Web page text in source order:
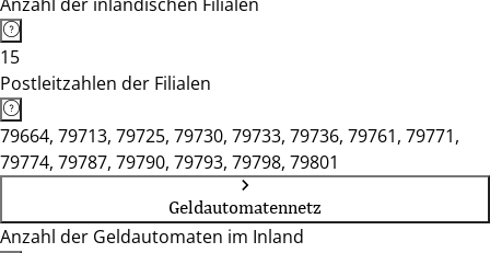
15
Postleitzahlen der Filialen
79664, 79713, 79725, 79730, 79733, 79736, 79761, 79771,
79774, 79787, 79790, 79793, 79798, 79801
Geldautomatennetz
Anzahl der Geldautomaten im Inland